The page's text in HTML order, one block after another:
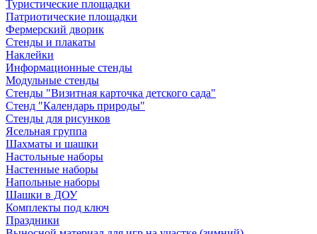
Туристические площадки
Патриотические площадки
Фермерский дворик
Стенды и плакаты
Наклейки
Информационные стенды
Модульные стенды
Стенды "Визитная карточка детского сада"
Стенд "Календарь природы"
Стенды для рисунков
Ясельная группа
Шахматы и шашки
Настольные наборы
Настенные наборы
Напольные наборы
Шашки в ДОУ
Комплекты под ключ
Праздники